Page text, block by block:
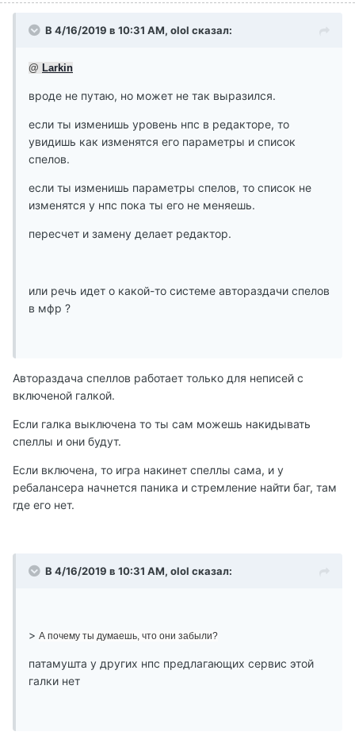
В 4/16/2019 в 10:31 AM, olol сказал:
@ Larkin
вроде не путаю, но может не так выразился.
если ты изменишь уровень нпс в редакторе, то
увидишь как изменятся его параметры и список
спелов.
если ты изменишь параметры спелов, то список не
изменятся у нпс пока ты его не меняешь.
пересчет и замену делает редактор.
или речь идет о какой-то системе автораздачи спелов
в мфр ?
Автораздача спеллов работает только для неписей с
включеной галкой.
Если галка выключена то ты сам можешь накидывать
спеллы и они будут.
Если включена, то игра накинет спеллы сама, и у
ребалансера начнется паника и стремление найти баг, там
где его нет.
В 4/16/2019 в 10:31 AM, olol сказал:
> А почему ты думаешь, что они забыли?
патамушта у других нпс предлагающих сервис этой
галки нет